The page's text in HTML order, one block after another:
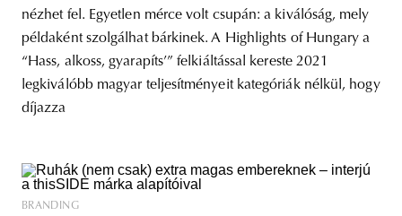
nézhet fel. Egyetlen mérce volt csupán: a kiválóság, mely
példaként szolgálhat bárkinek. A Highlights of Hungary a
“Hass, alkoss, gyarapíts’” felkiáltással kereste 2021
legkiválóbb magyar teljesítményeit kategóriák nélkül, hogy
díjazza
BRANDING